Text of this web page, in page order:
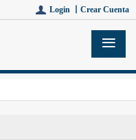
Login 丨 Crear Cuenta